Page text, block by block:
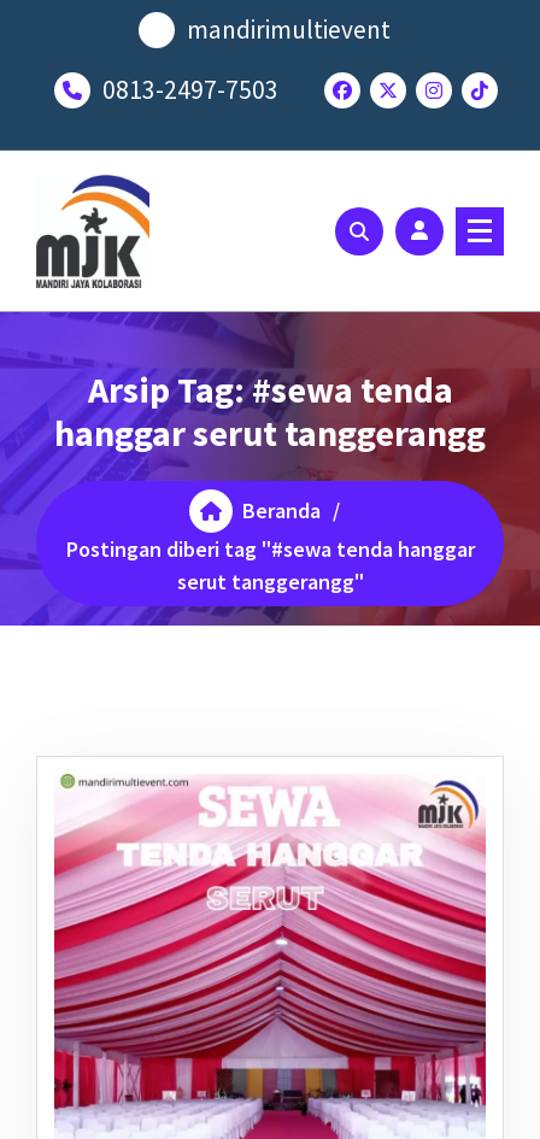
mandirimultievent
0813-2497-7503
Arsip Tag: #sewa tenda
hanggar serut tanggerangg
Beranda /
Postingan diberi tag "#sewa tenda hanggar
serut tanggerangg"